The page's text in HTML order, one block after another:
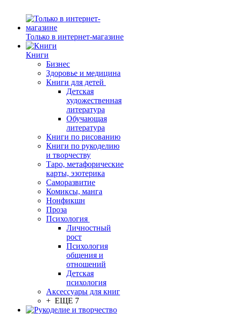
Только в интернет-магазине
Книги
Бизнес
Здоровье и медицина
Книги для детей
Детская
художественная
литература
Обучающая
литература
Книги по рисованию
Книги по рукоделию
и творчеству
Таро, метафорические
карты, эзотерика
Саморазвитие
Комиксы, манга
Нонфикшн
Проза
Психология
Личностный
рост
Психология
общения и
отношений
Детская
психология
Аксессуары для книг
+ ЕЩЕ 7